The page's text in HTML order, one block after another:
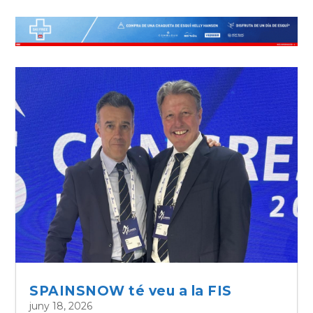
SPAINSNOW té veu a la FIS
juny 18, 2026